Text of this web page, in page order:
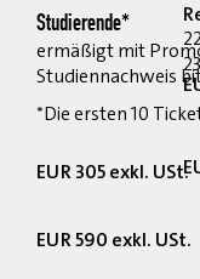
Studierende*
ermäßigt mit
Studiennachweis
*Die ersten 10
EUR 305 exkl. USt.
EUR 590 exkl. USt.